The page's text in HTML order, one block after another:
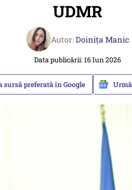
UDMR
Autor:Doinița Manic
Data publicării: 16 Iun 2026
sursă preferată în Google